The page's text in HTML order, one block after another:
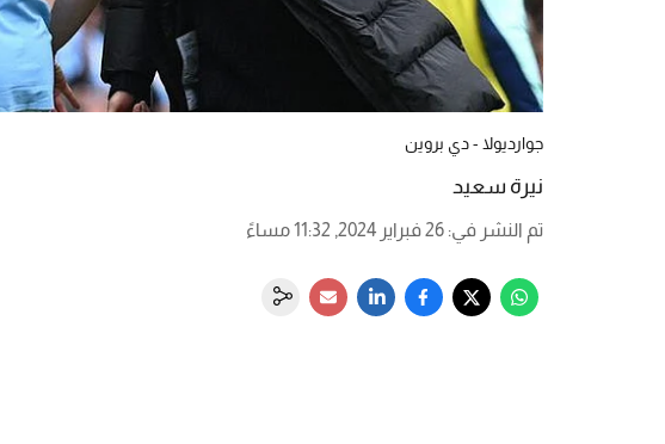
جوارديولا - دي بروين
نيرة سعيد
تم النشر في: 26 فبراير 2024, 11:32 مساءً